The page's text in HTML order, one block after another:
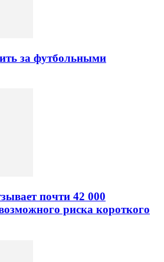
за футбольными
почти 42 000
риска короткого